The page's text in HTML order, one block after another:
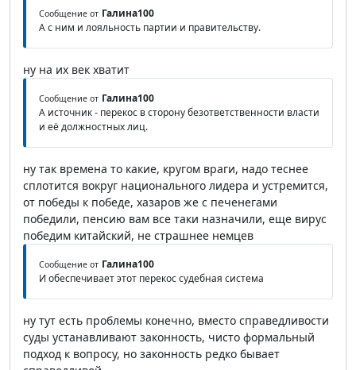
Сообщение от Галина100
А с ним и лояльность партии и правительству.
ну на их век хватит
Сообщение от Галина100
А источник - перекос в сторону безответственности власти
и её должностных лиц.
ну так времена то какие, кругом враги, надо теснее
сплотится вокруг национального лидера и устремится,
от победы к победе, хазаров же с печенегами
победили, пенсию вам все таки назначили, еще вирус
победим китайский, не страшнее немцев
Сообщение от Галина100
И обеспечивает этот перекос судебная система
ну тут есть проблемы конечно, вместо справедливости
суды устанавливают законность, чисто формальный
подход к вопросу, но законность редко бывает